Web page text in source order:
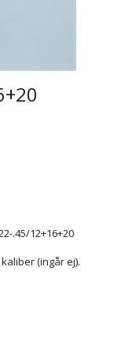
.45/12+16+20
(ingår ej).